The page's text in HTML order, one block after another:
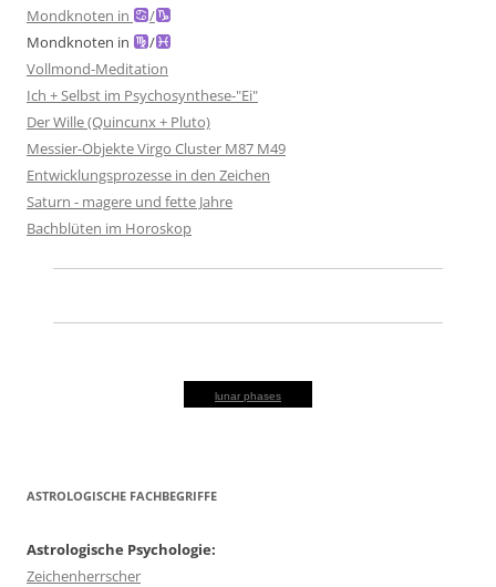
Mondknoten in
/
Mondknoten in
/
Vollmond-Meditation
Ich + Selbst im Psychosynthese-"Ei"
Der Wille (Quincunx + Pluto)
Messier-Objekte Virgo Cluster M87 M49
Entwicklungsprozesse in den Zeichen
Saturn - magere und fette Jahre
Bachblüten im Horoskop
lunar phases
ASTROLOGISCHE FACHBEGRIFFE
Astrologische Psychologie:
Zeichenherrscher